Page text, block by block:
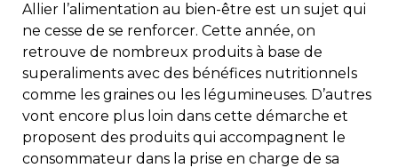
Allier l’alimentation au bien-être est un sujet qui
ne cesse de se renforcer. Cette année, on
retrouve de nombreux produits à base de
superaliments avec des bénéfices nutritionnels
comme les graines ou les légumineuses. D’autres
vont encore plus loin dans cette démarche et
proposent des produits qui accompagnent le
consommateur dans la prise en charge de sa